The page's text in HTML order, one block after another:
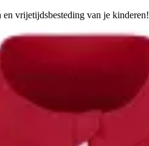
vrijetijdsbesteding van je kinderen!